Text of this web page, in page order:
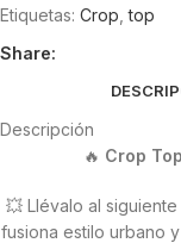
Etiquetas: Crop top
Share:
Descripción
🔥 Crop
💥 Llévalo al
fusiona estilo urbano